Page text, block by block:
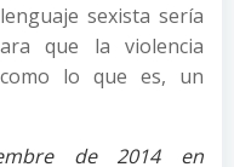
sexista sería
que la violencia
lo que es, un
de 2014 en